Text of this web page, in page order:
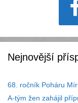
Nejnovější
68. ročník Poháru
A-tým žen zahájil